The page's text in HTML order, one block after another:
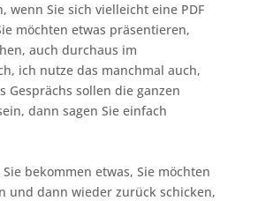
wenn Sie sich vielleicht eine PDF
möchten etwas präsentieren,
auch durchaus im
ich nutze das manchmal auch,
Gesprächs sollen die ganzen
dann sagen Sie einfach
bekommen etwas, Sie möchten
und dann wieder zurück schicken,